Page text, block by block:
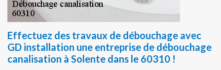
Effectuez des travaux de débouchage avec
GD installation une entreprise de débouchage
canalisation à Solente dans le 60310 !